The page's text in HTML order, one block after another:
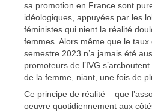
sa promotion en France sont
idéologiques, appuyées par les
féministes qui nient la réalité
femmes. Alors même que le
semestre 2023 n’a jamais été
promoteurs de l’IVG
de la femme, niant, une fois de
Ce principe de réalité – que
oeuvre quotidiennement aux